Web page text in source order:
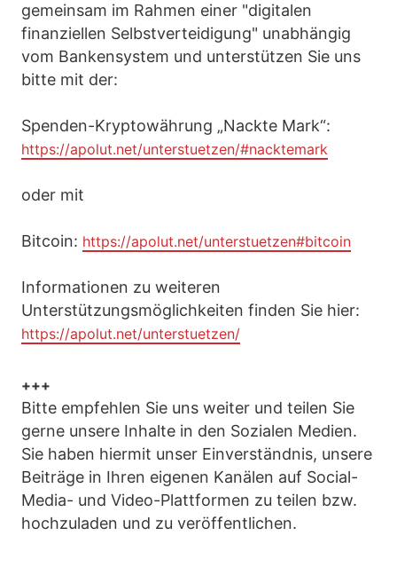
gemeinsam im Rahmen einer "digitalen
finanziellen Selbstverteidigung" unabhängig
vom Bankensystem und unterstützen Sie uns
bitte mit der:
Spenden-Kryptowährung „Nackte Mark“:
https://apolut.net/unterstuetzen/#nacktemark
oder mit
Bitcoin: https://apolut.net/unterstuetzen#bitcoin
Informationen zu weiteren
Unterstützungsmöglichkeiten finden Sie hier:
https://apolut.net/unterstuetzen/
+++
Bitte empfehlen Sie uns weiter und teilen Sie
gerne unsere Inhalte in den Sozialen Medien.
Sie haben hiermit unser Einverständnis, unsere
Beiträge in Ihren eigenen Kanälen auf Social-
Media- und Video-Plattformen zu teilen bzw.
hochzuladen und zu veröffentlichen.